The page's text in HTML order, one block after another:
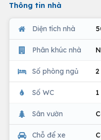
Thông tin nhà
Diện tích nhà
Phân khúc nhà
Số phòng ngủ 2
Số WC 1
Sân vườn
Chỗ để xe